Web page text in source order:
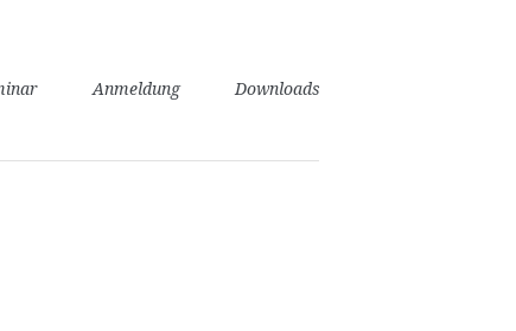
Anmeldung Downloads